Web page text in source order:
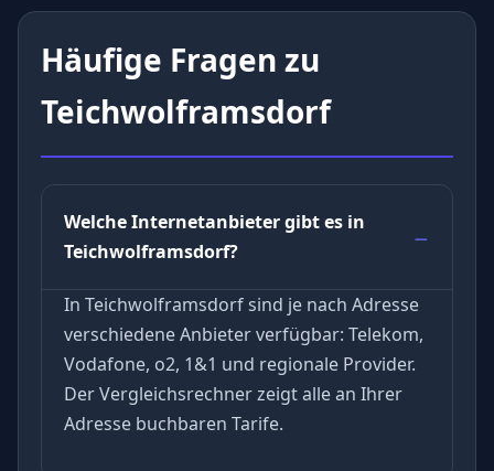
Häufige Fragen zu
Teichwolframsdorf
Welche Internetanbieter gibt es in
Teichwolframsdorf?
In Teichwolframsdorf sind je nach Adresse
verschiedene Anbieter verfügbar: Telekom,
Vodafone, o2, 1&1 und regionale Provider.
Der Vergleichsrechner zeigt alle an Ihrer
Adresse buchbaren Tarife.